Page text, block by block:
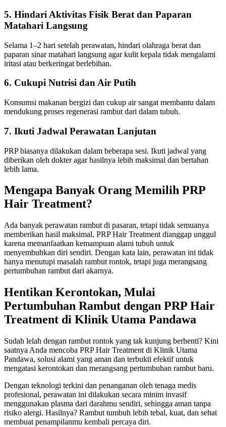
5. Hindari Aktivitas Fisik Berat dan Paparan
Matahari Langsung
Selama 1–2 hari setelah perawatan, hindari olahraga berat dan
paparan sinar matahari langsung agar kulit kepala tidak mengalami
iritasi atau berkeringat berlebihan.
6. Cukupi Nutrisi dan Air Putih
Konsumsi makanan bergizi dan cukup air sangat membantu dalam
mendukung proses regenerasi rambut dari dalam tubuh.
7. Ikuti Jadwal Perawatan Lanjutan
PRP biasanya dilakukan dalam beberapa sesi. Ikuti jadwal yang
diberikan oleh dokter agar hasilnya lebih maksimal dan bertahan
lebih lama.
Mengapa Banyak Orang Memilih PRP
Hair Treatment?
Ada banyak perawatan rambut di pasaran, tetapi tidak semuanya
memberikan hasil maksimal. PRP Hair Treatment dianggap unggul
karena memanfaatkan kemampuan alami tubuh untuk
menyembuhkan diri sendiri. Dengan kata lain, perawatan ini tidak
hanya menutupi masalah rambut rontok, tetapi juga merangsang
pertumbuhan rambut dari akarnya.
Hentikan Kerontokan, Mulai
Pertumbuhan Rambut dengan PRP Hair
Treatment di Klinik Utama Pandawa
Sudah lelah dengan rambut rontok yang tak kunjung berhenti? Kini
saatnya Anda mencoba PRP Hair Treatment di Klinik Utama
Pandawa, solusi alami yang aman dan terbukti efektif untuk
mengatasi kerontokan dan merangsang pertumbuhan rambut baru.
Dengan teknologi terkini dan penanganan oleh tenaga medis
profesional, perawatan ini dilakukan secara minim invasif
menggunakan plasma dari darahmu sendiri, sehingga aman tanpa
risiko alergi. Hasilnya? Rambut tumbuh lebih tebal, kuat, dan sehat
membuat penampilanmu kembali percaya diri.